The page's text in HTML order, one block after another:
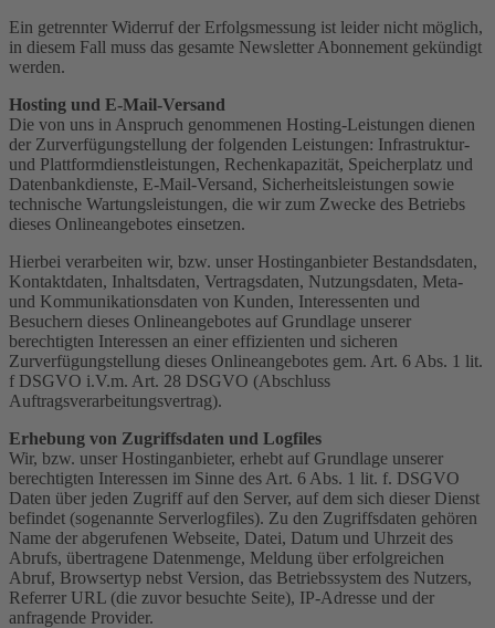
Ein getrennter Widerruf der Erfolgsmessung ist leider nicht möglich,
in diesem Fall muss das gesamte Newsletter Abonnement gekündigt
werden.
Hosting und E-Mail-Versand
Die von uns in Anspruch genommenen Hosting-Leistungen dienen
der Zurverfügungstellung der folgenden Leistungen: Infrastruktur-
und Plattformdienstleistungen, Rechenkapazität, Speicherplatz und
Datenbankdienste, E-Mail-Versand, Sicherheitsleistungen sowie
technische Wartungsleistungen, die wir zum Zwecke des Betriebs
dieses Onlineangebotes einsetzen.
Hierbei verarbeiten wir, bzw. unser Hostinganbieter Bestandsdaten,
Kontaktdaten, Inhaltsdaten, Vertragsdaten, Nutzungsdaten, Meta-
und Kommunikationsdaten von Kunden, Interessenten und
Besuchern dieses Onlineangebotes auf Grundlage unserer
berechtigten Interessen an einer effizienten und sicheren
Zurverfügungstellung dieses Onlineangebotes gem. Art. 6 Abs. 1 lit.
f DSGVO i.V.m. Art. 28 DSGVO (Abschluss
Auftragsverarbeitungsvertrag).
Erhebung von Zugriffsdaten und Logfiles
Wir, bzw. unser Hostinganbieter, erhebt auf Grundlage unserer
berechtigten Interessen im Sinne des Art. 6 Abs. 1 lit. f. DSGVO
Daten über jeden Zugriff auf den Server, auf dem sich dieser Dienst
befindet (sogenannte Serverlogfiles). Zu den Zugriffsdaten gehören
Name der abgerufenen Webseite, Datei, Datum und Uhrzeit des
Abrufs, übertragene Datenmenge, Meldung über erfolgreichen
Abruf, Browsertyp nebst Version, das Betriebssystem des Nutzers,
Referrer URL (die zuvor besuchte Seite), IP-Adresse und der
anfragende Provider.